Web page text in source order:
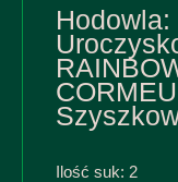
Ilość suk: 2